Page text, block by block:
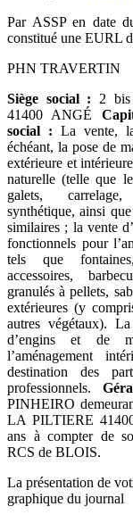
Par ASSP en date
constitué une EURL
PHN TRAVERTIN
Siège social : 2
41400 ANGÉ
social : La vente,
échéant, la pose de
extérieure et
naturelle (telle que
galets,
synthétique, ainsi
similaires ; la vente
fonctionnels pour
tels que
accessoires,
granulés à pellets,
extérieures (y
autres végétaux).
d’engins et de
l’aménagement
destination des
professionnels.
PINHEIRO
LA PILTIERE
ans à compter de
RCS de BLOIS.
La présentation de
graphique du journal